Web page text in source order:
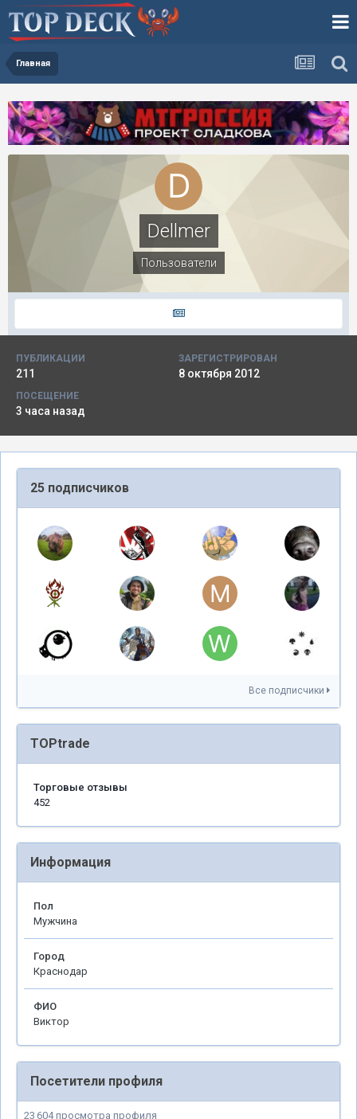
Главная
Dellmer
Пользователи
ПУБЛИКАЦИИ
211
ЗАРЕГИСТРИРОВАН
8 октября 2012
ПОСЕЩЕНИЕ
3 часа назад
25 подписчиков
Все подписчики
TOPtrade
Торговые отзывы
452
Информация
Пол
Мужчина
Город
Краснодар
ФИО
Виктор
Посетители профиля
23 604 просмотра профиля